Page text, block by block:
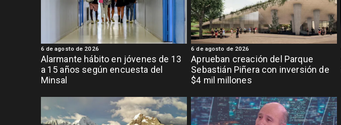
Alarmante hábito en jóvenes de 13
a 15 años según encuesta del
Minsal
6 de agosto de 2026
Aprueban creación del Parque
Sebastián Piñera con inversión de
$4 mil millones
6 de agosto de 2026